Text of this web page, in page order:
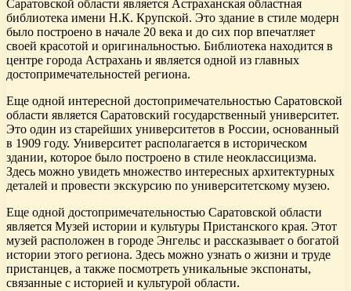
Саратовской области является Астраханская областная
библиотека имени Н.К. Крупской. Это здание в стиле модерн
было построено в начале 20 века и до сих пор впечатляет
своей красотой и оригинальностью. Библиотека находится в
центре города Астрахань и является одной из главных
достопримечательностей региона.
Еще одной интересной достопримечательностью Саратовской
области является Саратовский государственный университет.
Это один из старейших университетов в России, основанный
в 1909 году. Университет располагается в историческом
здании, которое было построено в стиле неоклассицизма.
Здесь можно увидеть множество интересных архитектурных
деталей и провести экскурсию по университетскому музею.
Еще одной достопримечательностью Саратовской области
является Музей истории и культуры Пристанского края. Этот
музей расположен в городе Энгельс и рассказывает о богатой
истории этого региона. Здесь можно узнать о жизни и труде
пристанцев, а также посмотреть уникальные экспонаты,
связанные с историей и культурой области.